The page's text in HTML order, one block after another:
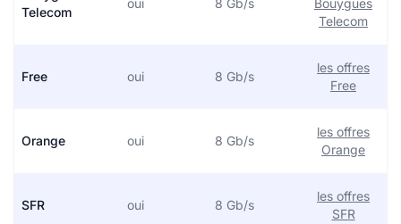
Telecom
oui 8 Gb/s
Bouygues
Telecom
Free oui 8 Gb/s
les offres
Free
Orange oui 8 Gb/s
les offres
Orange
SFR oui 8 Gb/s
les offres
SFR